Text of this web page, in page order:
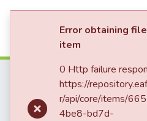
Communities & Collections
All of DSpace
Revistas Académicas
Revista Universidad EAFIT
Revista Universidad EAFIT, Vol. 49, Núm. 164 (2014)
Error obtaining
item
0 Http failure
https://
r/api/core/items/
4be8-bd7d-